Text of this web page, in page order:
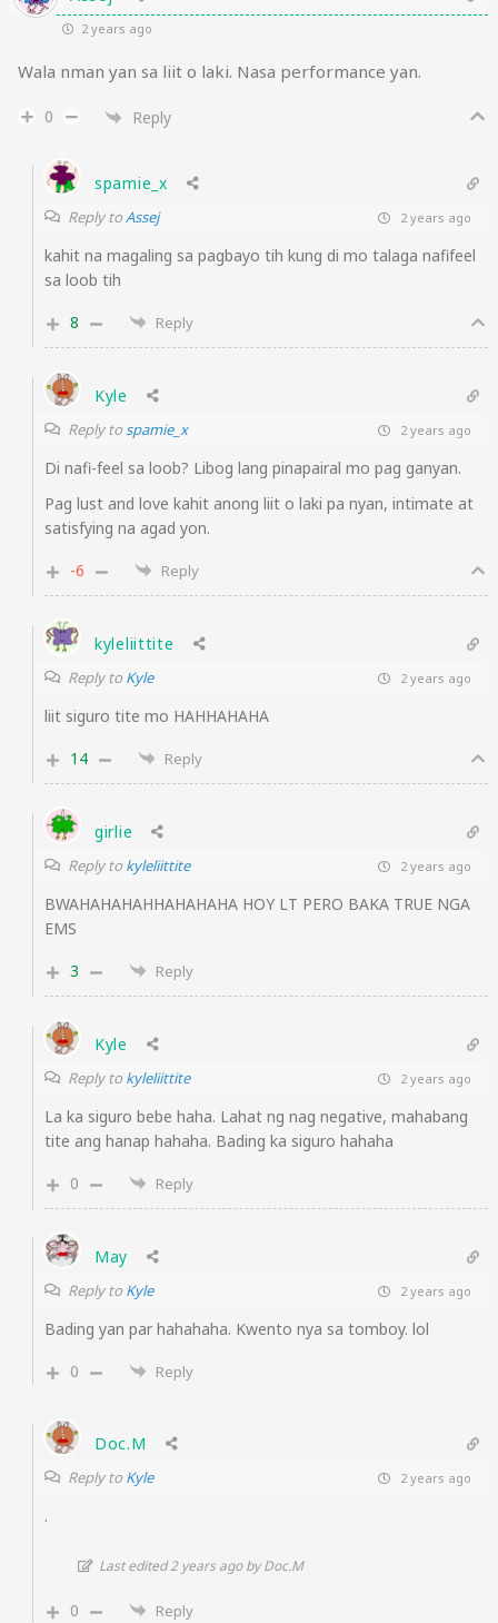
2 years ago
Wala nman yan sa liit o laki. Nasa performance yan.
0 Reply
spamie_x
Reply toAssej 2 years ago
kahit na magaling sa pagbayo tih kung di mo talaga nafifeel
sa loob tih
8
Reply
Kyle
Reply tospamie_x 2 years ago
Di nafi-feel sa loob? Libog lang pinapairal mo pag ganyan.
Pag lust and love kahit anong liit o laki pa nyan, intimate at
satisfying na agad yon.
-6
Reply
kyleliittite
Reply to Kyle 2 years ago
liit siguro tite mo HAHHAHAHA
14
Reply
girlie
Reply to kyleliittite 2 years ago
BWAHAHAHAHHAHAHAHA HOY LT PERO BAKA TRUE NGA
EMS
3
Reply
Kyle
Reply to kyleliittite 2 years ago
La ka siguro bebe haha. Lahat ng nag negative, mahabang
tite ang hanap hahaha. Bading ka siguro hahaha
0
Reply
May
Reply to Kyle 2 years ago
Bading yan par hahahaha. Kwento nya sa tomboy. lol
0
Reply
Doc.M
Reply to Kyle 2 years ago
.
Last edited 2 years ago by Doc.M
0 Reply